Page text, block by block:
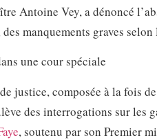
Antoine Vey, a dénoncé
manquements graves
une cour spéciale
justice, composée à la fois
des interrogations sur les
, soutenu par son Premier